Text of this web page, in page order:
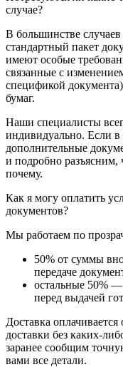
случае?
В большинстве случаев
стандартный пакет
имеют особые
связанные с
спецификой
бумаг.
Наши специалисты
индивидуально. Если в
дополнительные
и подробно разъясним,
почему.
Как я могу оплатить
документов?
Мы работаем по
50% от суммы
передаче
остальные 50% —
перед выдачей
Доставка
доставки без каких-
заранее сообщим
вами все детали.